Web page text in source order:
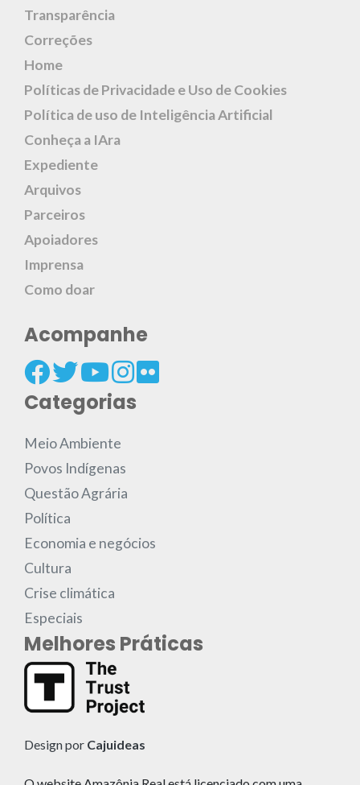
Transparência
Correções
Home
Políticas de Privacidade e Uso de Cookies
Política de uso de Inteligência Artificial
Conheça a IAra
Expediente
Arquivos
Parceiros
Apoiadores
Imprensa
Como doar
Acompanhe
Categorias
Meio Ambiente
Povos Indígenas
Questão Agrária
Política
Economia e negócios
Cultura
Crise climática
Especiais
Melhores Práticas
Design por Cajuideas